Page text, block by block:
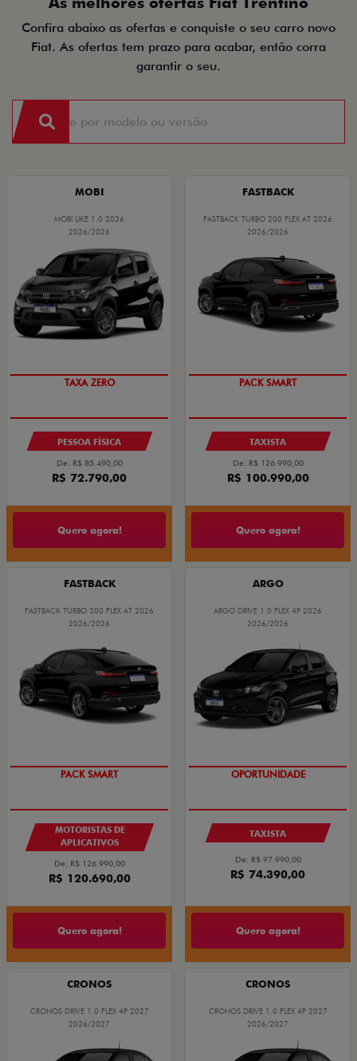
Confira abaixo as ofertas e conquiste o seu carro novo
Fiat. As ofertas tem prazo para acabar, então corra
garantir o seu.
MOBI
MOBI LIKE 1.0 2026
2026/2026
TAXA ZERO
PESSOA FÍSICA
De: R$ 85.490,00
R$ 72.790,00
Quero agora!
FASTBACK
FASTBACK TURBO 200 FLEX AT 2026
2026/2026
PACK SMART
TAXISTA
De: R$ 126.990,00
R$ 100.990,00
Quero agora!
FASTBACK
FASTBACK TURBO 200 FLEX AT 2026
2026/2026
PACK SMART
MOTORISTAS DE
APLICATIVOS
De: R$ 126.990,00
R$ 120.690,00
Quero agora!
ARGO
ARGO DRIVE 1.0 FLEX 4P 2026
2026/2026
OPORTUNIDADE
TAXISTA
De: R$ 97.990,00
R$ 74.390,00
Quero agora!
CRONOS
CRONOS DRIVE 1.0 FLEX 4P 2027
2026/2027
CRONOS
CRONOS DRIVE 1.0 FLEX 4P 2027
2026/2027